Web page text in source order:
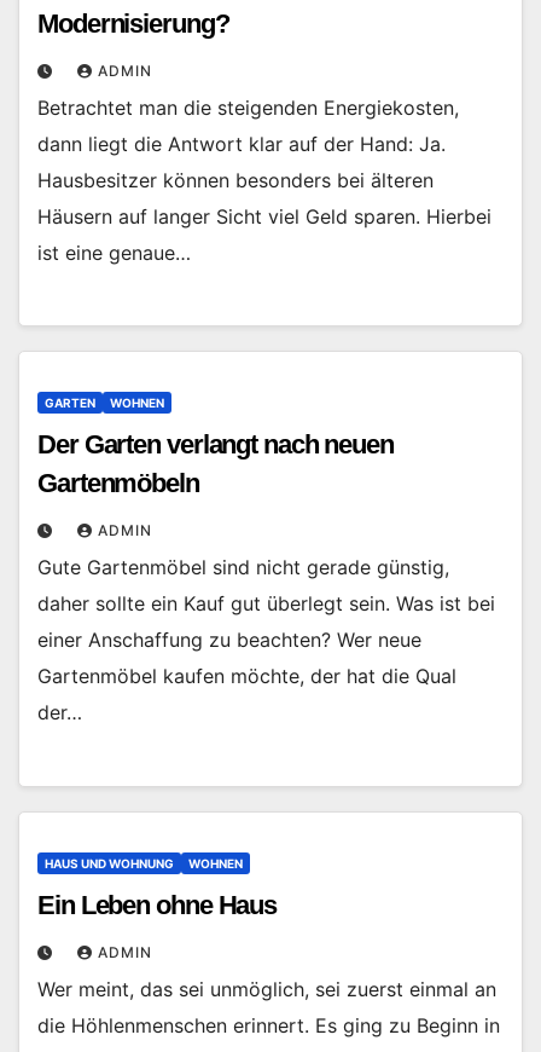
Modernisierung?
ADMIN
Betrachtet man die steigenden Energiekosten,
dann liegt die Antwort klar auf der Hand: Ja.
Hausbesitzer können besonders bei älteren
Häusern auf langer Sicht viel Geld sparen. Hierbei
ist eine genaue…
GARTEN WOHNEN
Der Garten verlangt nach neuen
Gartenmöbeln
ADMIN
Gute Gartenmöbel sind nicht gerade günstig,
daher sollte ein Kauf gut überlegt sein. Was ist bei
einer Anschaffung zu beachten? Wer neue
Gartenmöbel kaufen möchte, der hat die Qual
der…
HAUS UND WOHNUNG WOHNEN
Ein Leben ohne Haus
ADMIN
Wer meint, das sei unmöglich, sei zuerst einmal an
die Höhlenmenschen erinnert. Es ging zu Beginn in